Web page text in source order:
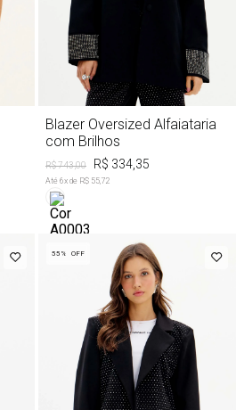
Blazer Oversized Alfaiataria
com Brilhos
R$ 743,00 R$ 334,35
Até 6x de R$ 55,72
55% OFF